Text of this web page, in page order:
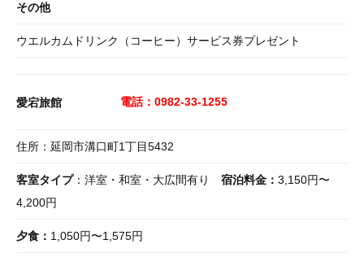
その他
ウエルカムドリンク（コーヒー）サービス券プレゼント
愛宕旅館 電話：0982-33-1255
住所：延岡市溝口町1丁目5432
客室タイプ：洋室・和室・大広間有り 宿泊料金： 3,150円〜
4,200円
夕食： 1,050円〜1,575円